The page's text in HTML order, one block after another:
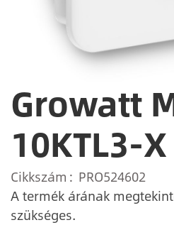
Growatt
10KTL3-X
Cikkszám
PRO524602
A termék árának
szükséges.